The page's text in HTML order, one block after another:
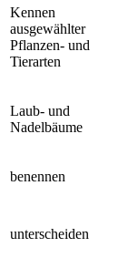
Kennen
ausgewählter
Pflanzen- und
Tierarten
Laub- und
Nadelbäume
benennen
unterscheiden